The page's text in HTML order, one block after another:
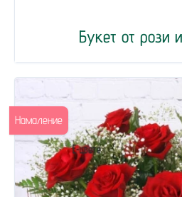
Букет от рози
Намаление